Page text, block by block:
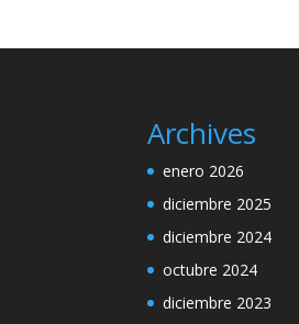
Archives
enero 2026
diciembre 2025
diciembre 2024
octubre 2024
diciembre 2023